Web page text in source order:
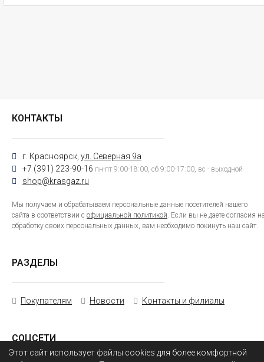
Этот сайт использует файлы cookies для более комфортной
КОНТАКТЫ
г. Красноярск, ул. Северная 9а
+7 (391) 223-90-16 пн-пт 9:00-18:00, сб 9:00-17:00, вс - выходной
shop@krasgaz.ru
Мы получаем и обрабатываем персональные данные посетителей нашего
сайта в соответствии с официальной политикой. Если вы не даете согласия
обработку своих персональных данных, вам необходимо покинуть наш сайт.
РАЗДЕЛЫ
Покупателям Новости Контакты и филиалы
СОЦСЕТИ